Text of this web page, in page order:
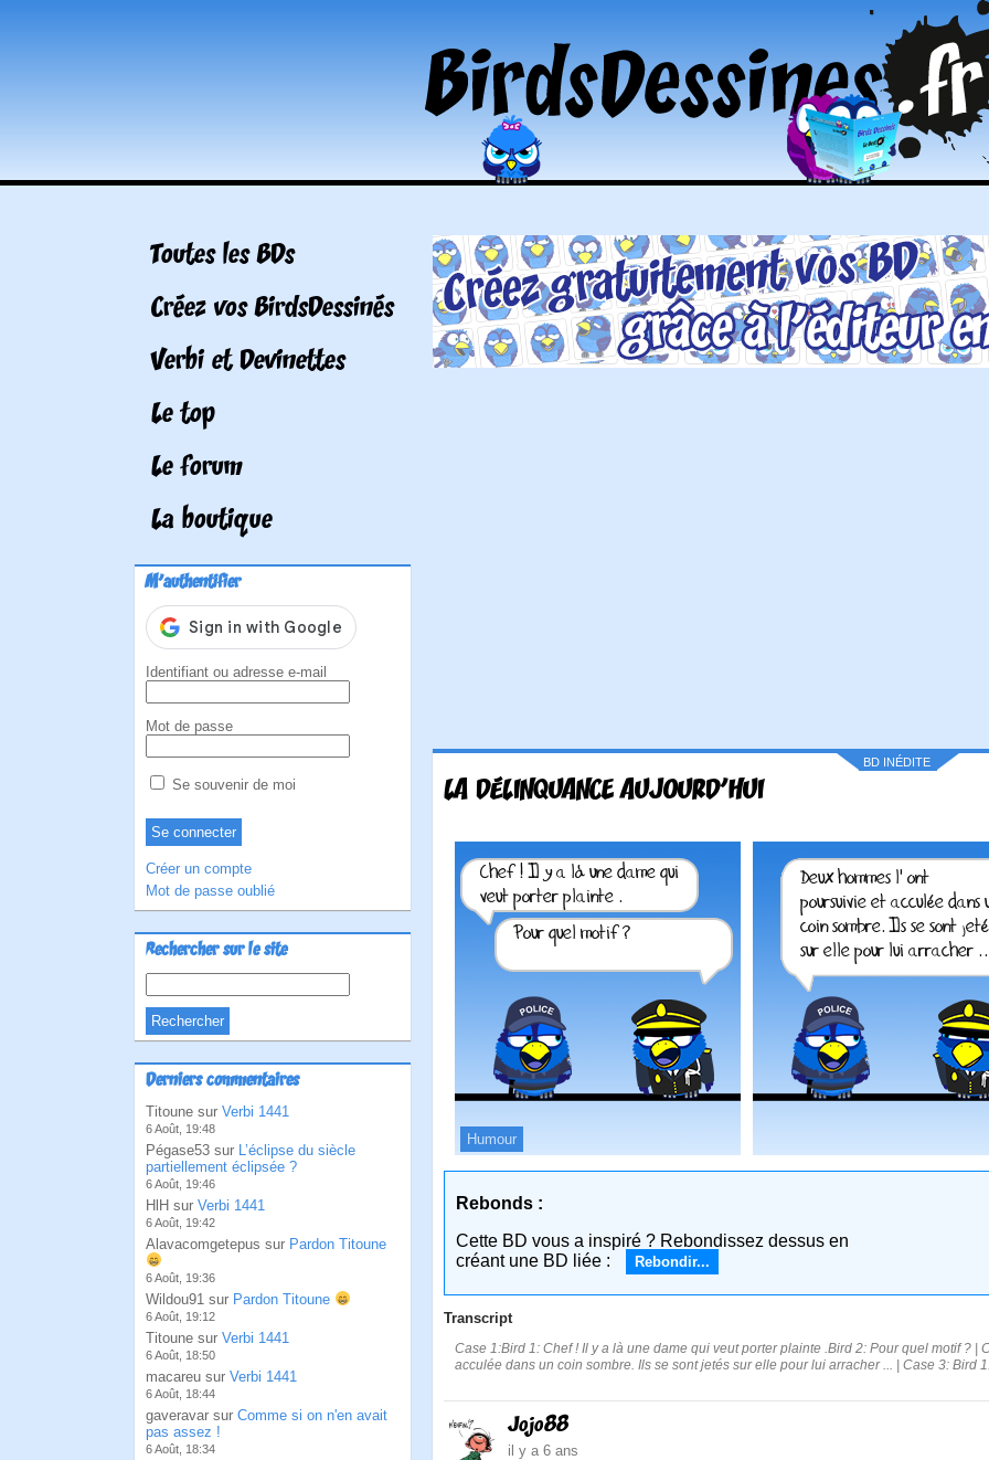
Toutes les BDs
Créez vos BirdsDessinés
Verbi et Devinettes
Le top
Le forum
La boutique
M'authentifier
Identifiant ou adresse e-mail
Mot de passe
Se souvenir de moi
Créer un compte
Mot de passe oublié
Rechercher sur le site
Derniers commentaires
Titoune sur Verbi 1441
6 Août, 19:48
Pégase53 sur L’éclipse du siècle
partiellement éclipsée ?
6 Août, 19:46
HlH sur Verbi 1441
6 Août, 19:42
Alavacomgetepus sur Pardon Titoune
6 Août, 19:36
Wildou91 sur Pardon Titoune
6 Août, 19:12
Titoune sur Verbi 1441
6 Août, 18:50
macareu sur Verbi 1441
6 Août, 18:44
gaveravar sur Comme si on n'en avait
pas assez !
6 Août, 18:34
BD INÉDITE
LA DÉLINQUANCE AUJOURD'HUI
Humour
Rebonds :
Cette BD vous a inspiré ? Rebondissez dessus en
créant une BD liée :
Rebondir...
Transcript
Case 1:Bird 1: Chef ! Il y a là une dame qui veut porter plainte .Bird 2: Pour quel motif ? |
acculée dans un coin sombre. Ils se sont jetés sur elle pour lui arracher ... | Case 3: Bird
Jojo88
il y a 6 ans